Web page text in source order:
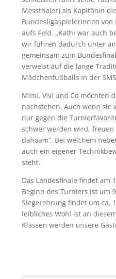
Messthaler) als Kapitänin die
Bundesligaspielerinnen von
aufs Feld. „Kathi war auch
wir fuhren dadurch unter
gemeinsam zum
verweist auf die lange
Mädchenfußballs in der
Mimi, Vivi und Co möchten
nachstehen. Auch wenn sie
nur gegen die
schwer werden wird, freuen
dahoam“. Bei welchem
auch ein eigener
steht.
Das Landesfinale findet am
Beginn des Turniers ist um
Siegerehrung findet um ca.
leibliches Wohl ist an
Klassen werden unsere